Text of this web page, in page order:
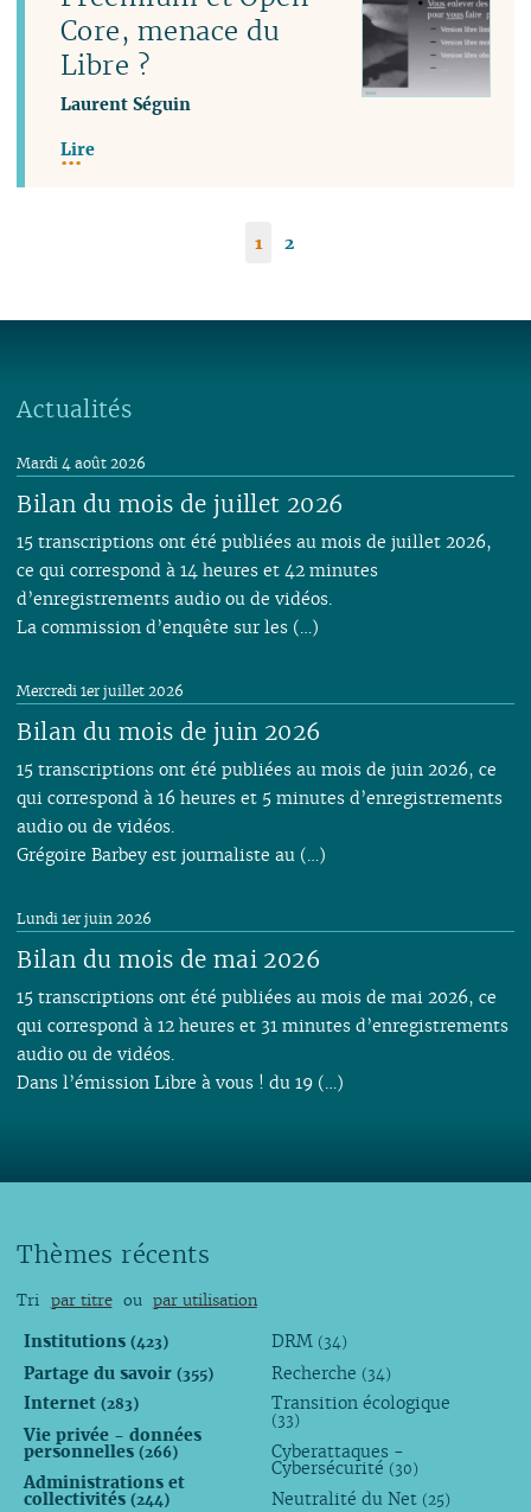
Core, menace du
Libre ?
Laurent Séguin
Lire
1 2
Actualités
Bilan du mois de juillet 2026
Mardi 4 août 2026
15 transcriptions ont été publiées au mois de juillet 2026,
ce qui correspond à 14 heures et 42 minutes
d’enregistrements audio ou de vidéos.
La commission d’enquête sur les (…)
Bilan du mois de juin 2026
Mercredi 1er juillet 2026
15 transcriptions ont été publiées au mois de juin 2026, ce
qui correspond à 16 heures et 5 minutes d’enregistrements
audio ou de vidéos.
Grégoire Barbey est journaliste au (…)
Bilan du mois de mai 2026
Lundi 1er juin 2026
15 transcriptions ont été publiées au mois de mai 2026, ce
qui correspond à 12 heures et 31 minutes d’enregistrements
audio ou de vidéos.
Dans l’émission Libre à vous ! du 19 (…)
Thèmes récents
Tri par titre ou par utilisation
Institutions (423)
Partage du savoir (355)
Internet (283)
Vie privée - données
personnelles (266)
Administrations et
collectivités (244)
DRM (34)
Recherche (34)
Transition écologique
(33)
Cyberattaques -
Cybersécurité (30)
Neutralité du Net (25)